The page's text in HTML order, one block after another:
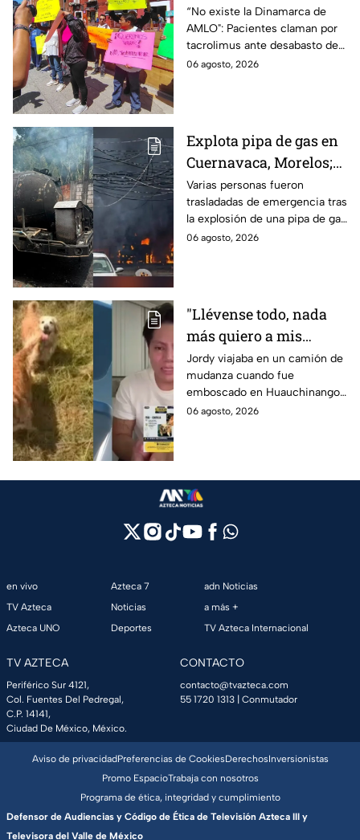
claman por
medicamentos ante
desabasto en IMSS
Puebla
“No existe la Dinamarca de
AMLO": Pacientes claman por
tacrolimus ante desabasto de
medicamentos en hospital del
06 agosto, 2026
Explota pipa de gas en
Cuernavaca, Morelos;
se reportan más de 20
personas con
quemaduras
Varias personas fueron
trasladadas de emergencia tras
la explosión de una pipa de gas
cerca de la colonia Las
06 agosto, 2026
"Llévense todo, nada
más quiero a mis
perritas": Asaltan a un
joven, vacían sus
cuentas y le roban a sus
mascotas en
Jordy viajaba en un camión de
mudanza cuando fue
emboscado en Huauchinango,
Puebla, Además de quitarle
06 agosto, 2026
en vivo
TV Azteca
Azteca UNO
Azteca 7
Noticias
Deportes
adn Noticias
a más +
TV Azteca Internacional
TV AZTECA
Periférico Sur 4121,
Col. Fuentes Del Pedregal,
C.P. 14141,
Ciudad De México, México.
CONTACTO
contacto@tvazteca.com
55 1720 1313 | Conmutador
Aviso de privacidadPreferencias de CookiesDerechosInversionistas
Promo EspacioTrabaja con nosotros
Programa de ética, integridad y cumplimiento
Defensor de Audiencias y Código de Ética de Televisión Azteca III y
Televisora del Valle de México